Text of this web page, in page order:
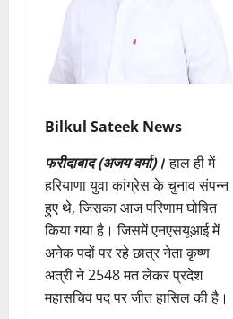
Bilkul Sateek News
फरीदाबाद (अजय वर्मा)।हाल ही में
हरियाणा युवा कांग्रेस के चुनाव संपन्न
हुए थे, जिसका आज परिणाम घोषित
किया गया है। जिसमें एनएसयूआई में
अनेक पदों पर रहे छात्र नेता कृष्ण
अत्री ने 2548 मत लेकर प्रदेश
महासचिव पद पर जीत हासिल की है।